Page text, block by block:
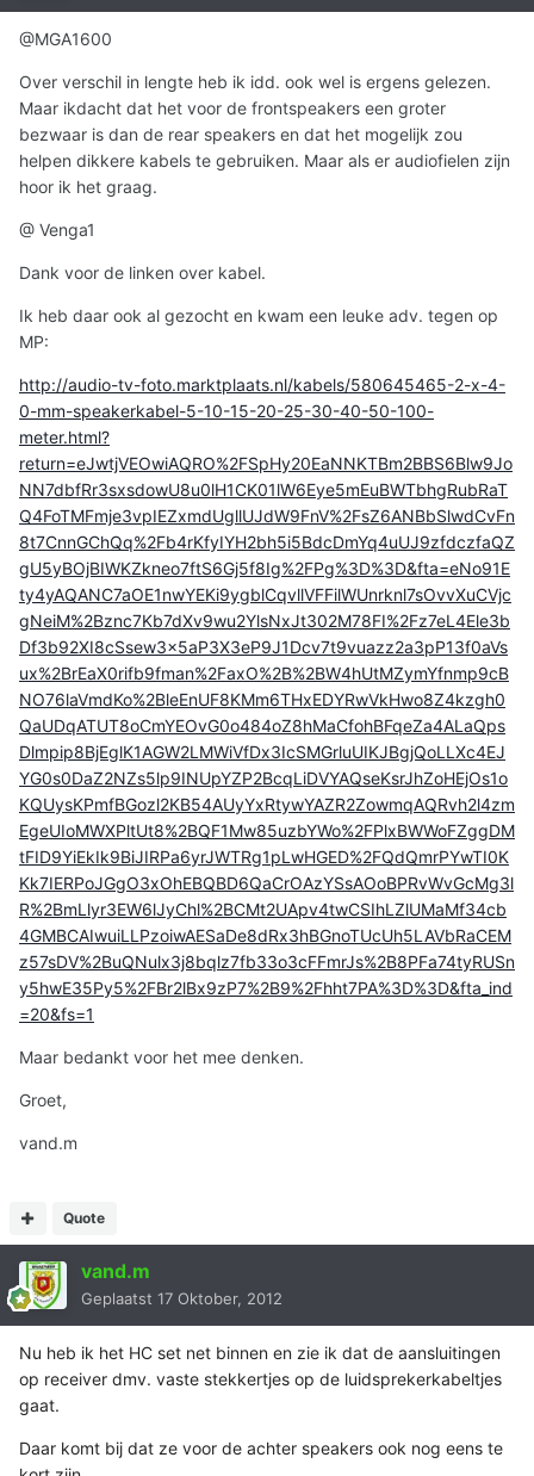
@MGA1600
Over verschil in lengte heb ik idd. ook wel is ergens gelezen.
Maar ikdacht dat het voor de frontspeakers een groter
bezwaar is dan de rear speakers en dat het mogelijk zou
helpen dikkere kabels te gebruiken. Maar als er audiofielen zijn
hoor ik het graag.
@ Venga1
Dank voor de linken over kabel.
Ik heb daar ook al gezocht en kwam een leuke adv. tegen op
MP:
http://audio-tv-foto.marktplaats.nl/kabels/580645465-2-x-4-
0-mm-speakerkabel-5-10-15-20-25-30-40-50-100-
meter.html?
return=eJwtjVEOwiAQRO%2FSpHy20EaNNKTBm2BBS6Blw9Jo
NN7dbfRr3sxsdowU8u0lH1CK01lW6Eye5mEuBWTbhgRubRaT
Q4FoTMFmje3vpIEZxmdUgllUJdW9FnV%2FsZ6ANBbSlwdCvFn
8t7CnnGChQq%2Fb4rKfyIYH2bh5i5BdcDmYq4uUJ9zfdczfaQZ
gU5yBOjBIWKZkneo7ftS6Gj5f8Ig%2FPg%3D%3D&fta=eNo91E
ty4yAQANC7aOE1nwYEKi9ygblCqvllVFFilWUnrknl7sOvvXuCVjc
gNeiM%2Bznc7Kb7dXv9wu2YlsNxJt302M78FI%2Fz7eL4Ele3b
Df3b92XI8cSsew3x5aP3X3eP9J1Dcv7t9vuazz2a3pP13f0aVs
ux%2BrEaX0rifb9fman%2FaxO%2B%2BW4hUtMZymYfnmp9cB
NO76laVmdKo%2BleEnUF8KMm6THxEDYRwVkHwo8Z4kzgh0
QaUDqATUT8oCmYEOvG0o484oZ8hMaCfohBFqeZa4ALaQps
Dlmpip8BjEglK1AGW2LMWiVfDx3IcSMGrluUIKJBgjQoLLXc4EJ
YG0s0DaZ2NZs5lp9INUpYZP2BcqLiDVYAQseKsrJhZoHEjOs1o
KQUysKPmfBGozl2KB54AUyYxRtywYAZR2ZowmqAQRvh2l4zm
EgeUIoMWXPltUt8%2BQF1Mw85uzbYWo%2FPlxBWWoFZggDM
tFID9YiEkIk9BiJIRPa6yrJWTRg1pLwHGED%2FQdQmrPYwTI0K
Kk7IERPoJGgO3xOhEBQBD6QaCrOAzYSsAOoBPRvWvGcMg3l
R%2BmLlyr3EW6lJyChl%2BCMt2UApv4twCSIhLZlUMaMf34cb
4GMBCAIwuiLLPzoiwAESaDe8dRx3hBGnoTUcUh5LAVbRaCEM
z57sDV%2BuQNulx3j8bqlz7fb33o3cFFmrJs%2B8PFa74tyRUSn
y5hwE35Py5%2FBr2lBx9zP7%2B9%2Fhht7PA%3D%3D&fta_ind
=20&fs=1
Maar bedankt voor het mee denken.
Groet,
vand.m
Quote
vand.m
Geplaatst 17 Oktober, 2012
Nu heb ik het HC set net binnen en zie ik dat de aansluitingen
op receiver dmv. vaste stekkertjes op de luidsprekerkabeltjes
gaat.
Daar komt bij dat ze voor de achter speakers ook nog eens te